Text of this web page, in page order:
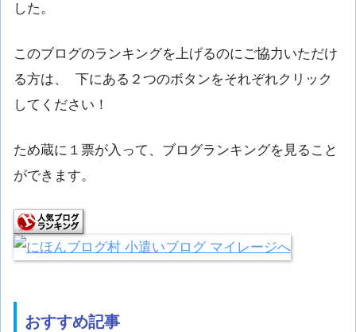
した。
このブログのランキングを上げるのにご協力いただけ
る方は、 下にある２つのボタンをそれぞれクリック
してください！
ため蔵に１票が入って、ブログランキングを見ること
ができます。
おすすめ記事